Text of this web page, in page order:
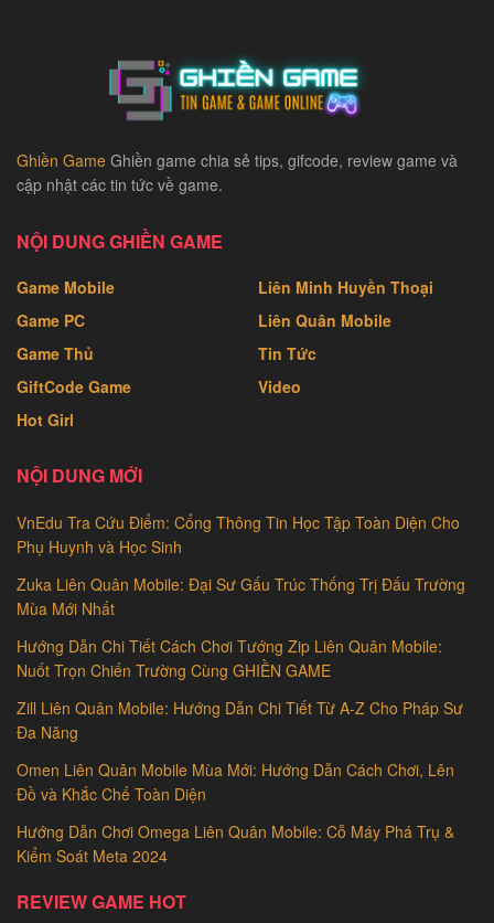
Ghiền Game Ghiền game chia sẻ tips, gifcode, review game và
cập nhật các tin tức về game.
NỘI DUNG GHIỀN GAME
Game Mobile
Game PC
Game Thủ
GiftCode Game
Hot Girl
Liên Minh Huyền Thoại
Liên Quân Mobile
Tin Tức
Video
NỘI DUNG MỚI
VnEdu Tra Cứu Điểm: Cổng Thông Tin Học Tập Toàn Diện Cho
Phụ Huynh và Học Sinh
Zuka Liên Quân Mobile: Đại Sư Gấu Trúc Thống Trị Đấu Trường
Mùa Mới Nhất
Hướng Dẫn Chi Tiết Cách Chơi Tướng Zip Liên Quân Mobile:
Nuốt Trọn Chiến Trường Cùng GHIỀN GAME
Zill Liên Quân Mobile: Hướng Dẫn Chi Tiết Từ A-Z Cho Pháp Sư
Đa Năng
Omen Liên Quân Mobile Mùa Mới: Hướng Dẫn Cách Chơi, Lên
Đồ và Khắc Chế Toàn Diện
Hướng Dẫn Chơi Omega Liên Quân Mobile: Cỗ Máy Phá Trụ &
Kiểm Soát Meta 2024
REVIEW GAME HOT